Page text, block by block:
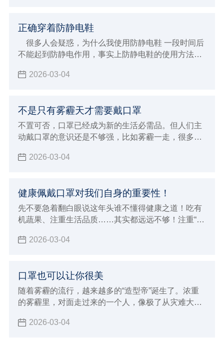
正确穿着防静电鞋
很多人会疑惑，为什么我使用防静电鞋 一段时间后
不能起到防静电作用，事实上防静电鞋的使用方法很
如何正确使用呢？
2026-03-04
不是只有雾霾天才需要戴口罩
不置可否，口罩已经成为新的生活必需品。但人们主
动戴口罩的意识还是不够强，比如雾霾一走，很多人
一些场合需要我们戴好口罩，保护自己。
2026-03-04
健康佩戴口罩对我们自身的重要性！
先不要急着翻白眼说这年头谁不懂得健康之道！吃有
机蔬果、注重生活品质……其实都远远不够！注重“内
知道，不是躲在屋里不出来就能躲过雾霾这一劫的。
2026-03-04
口罩也可以让你很美
随着雾霾的流行，越来越多的“造型帝”诞生了。浓重
的雾霾里，对面走过来的一个人，像极了从灾难大片
2026-03-04